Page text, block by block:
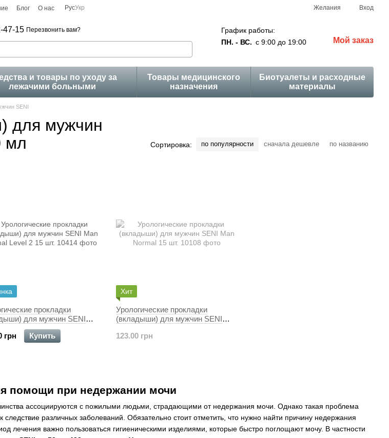
Блог О нас РусУкр Желания Вход
47-15 Перезвонить вам?
График работы:
ПН. - ВС. с 9:00 до 19:00 Мой заказ
и товары по уходу за
лежачими больными
Товары медицинского
назначения
Биотуалеты и расходные
материалы
SENI
для мужчин
мл
Сортировка: по популярности сначала дешевле по названию
помощи при недержании мочи
ассоциируются с пожилыми людьми, страдающими от недержания мочи. Однако такая проблема
следствие различных заболеваний. Обязательно стоит отметить, что нужно найти причину недержания
лечения важно пользоваться гигиеническими изделиями, которые быстро поглощают мочу. В частности
прокладки
для мужчин SENI
Level 2 15 шт.
грн
Купить
Хит
Урологические прокладки
(вкладыши) для мужчин SENI
123.00 грн